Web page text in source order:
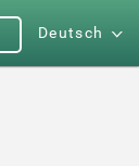
Deutsch